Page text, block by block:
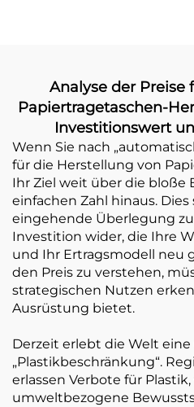
Analyse der Preise
Papiertragetaschen-
Investitionswert
Wenn Sie nach
für die Herstellung von
Ihr Ziel weit über die bloße
einfachen Zahl hinaus.
eingehende Überlegung
Investition wider, die Ihre
und Ihr Ertragsmodell neu
den Preis zu verstehen,
strategischen Nutzen
Ausrüstung bietet.
Derzeit erlebt die Welt
„Plastikbeschränkung“.
erlassen Verbote für
umweltbezogene